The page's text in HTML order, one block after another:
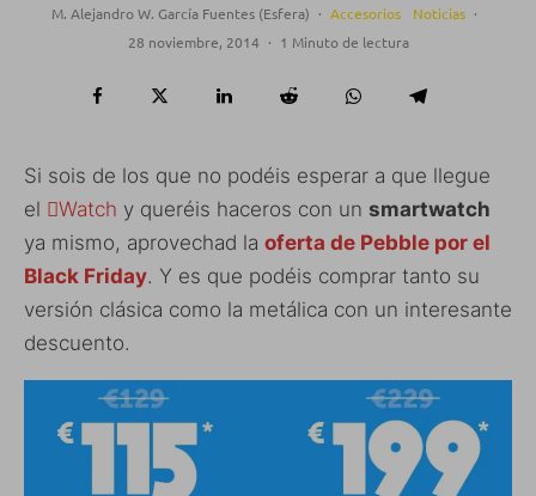
M. Alejandro W. García Fuentes (Esfera) · Accesorios Noticias ·
28 noviembre, 2014 · 1 Minuto de lectura
Si sois de los que no podéis esperar a que llegue
el Watch y queréis haceros con un smartwatch
ya mismo, aprovechad la oferta de Pebble por el
Black Friday. Y es que podéis comprar tanto su
versión clásica como la metálica con un interesante
descuento.